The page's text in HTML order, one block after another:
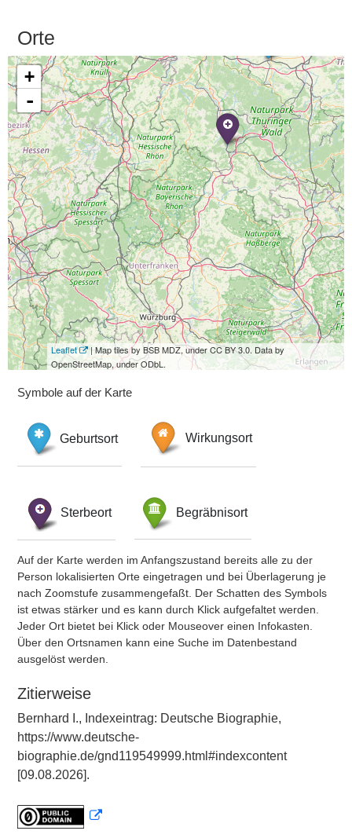
Orte
+
-
Leaflet
| Map tiles by BSB MDZ, under CC BY 3.0. Data by
OpenStreetMap, under ODbL.
Symbole auf der Karte
Geburtsort Wirkungsort
Sterbeort Begräbnisort
Auf der Karte werden im Anfangszustand bereits alle zu der
Person lokalisierten Orte eingetragen und bei Überlagerung je
nach Zoomstufe zusammengefaßt. Der Schatten des Symbols
ist etwas stärker und es kann durch Klick aufgefaltet werden.
Jeder Ort bietet bei Klick oder Mouseover einen Infokasten.
Über den Ortsnamen kann eine Suche im Datenbestand
ausgelöst werden.
Zitierweise
Bernhard I., Indexeintrag: Deutsche Biographie,
https://www.deutsche-
biographie.de/gnd119549999.html#indexcontent
[09.08.2026].